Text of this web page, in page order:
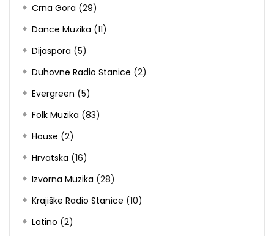
Crna Gora (29)
Dance Muzika (11)
Dijaspora (5)
Duhovne Radio Stanice (2)
Evergreen (5)
Folk Muzika (83)
House (2)
Hrvatska (16)
Izvorna Muzika (28)
Krajiške Radio Stanice (10)
Latino (2)